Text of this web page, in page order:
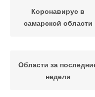
Коронавирус в
самарской области
Области за
недели